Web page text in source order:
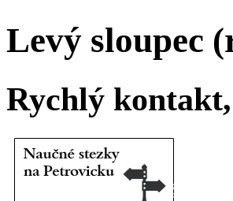
Levý sloupec
Rychlý